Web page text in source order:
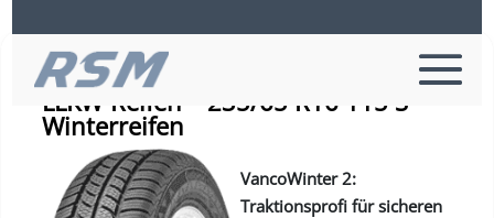
Continental VANCO WINTER 2 –
LLKW-Reifen – 235/65 R16 115 S –
Winterreifen
VancoWinter 2:
Traktionsprofi für sicheren